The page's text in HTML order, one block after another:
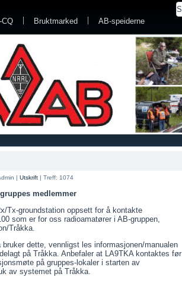
CQ Bruktmarked AB-speiderne
| Utskrift | Treff: 1074
medlemmer
Tx-groundstation oppsett for å kontakte
som er for oss radioamatører i AB-gruppen,
Tråkka.
dette, vennligst les informasjonen/manualen
på Tråkka. Anbefaler at LA9TKA kontaktes før
på gruppes-lokaler i starten av
av systemet på Tråkka.